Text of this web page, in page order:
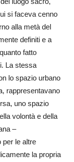
si faceva cenno
alla metà del
definiti e a
fatto
La stessa
lo spazio urbano
rappresentavano
uno spazio
volontà e della
–
per le altre
la propria